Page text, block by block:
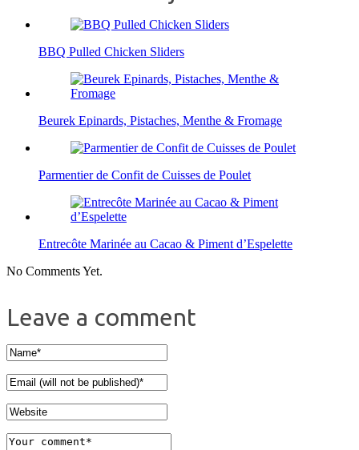
BBQ Pulled Chicken Sliders
Beurek Epinards, Pistaches, Menthe & Fromage
Parmentier de Confit de Cuisses de Poulet
Entrecôte Marinée au Cacao & Piment d’Espelette
No Comments Yet.
Leave a comment